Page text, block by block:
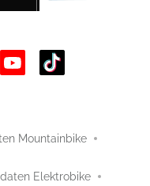
Mountainbike
Elektrobike